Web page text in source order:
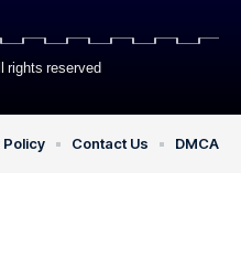
rights reserved
Policy Contact Us DMCA